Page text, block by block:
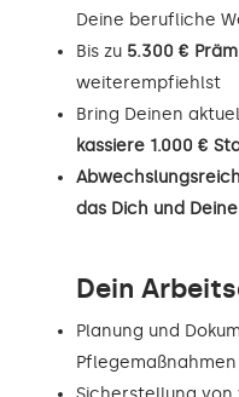
Deine berufliche
Bis zu 5.300 €
weiterempfiehlst
Bring Deinen
kassiere 1.000 €
das Dich und
Dein
Planung und
Pflegemaßnahmen